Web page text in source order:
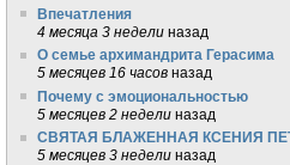
Впечатления
4 месяца 3 недели назад
О семье архимандрита Герасима
5 месяцев 16 часов назад
Почему с эмоциональностью
5 месяцев 2 недели назад
СВЯТАЯ БЛАЖЕННАЯ КСЕНИЯ
5 месяцев 3 недели назад